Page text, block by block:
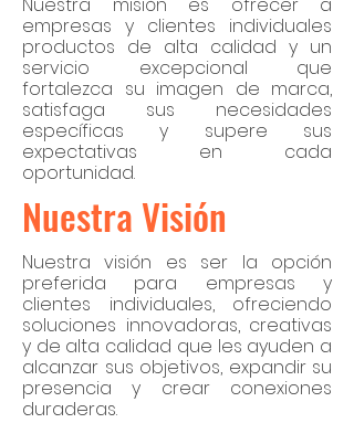
empresas y clientes individuales
productos de alta calidad y un
servicio excepcional que
fortalezca su imagen de marca,
satisfaga sus necesidades
específicas y supere sus
expectativas en cada
oportunidad.
Nuestra Visión
Nuestra visión es ser la opción
preferida para empresas y
clientes individuales, ofreciendo
soluciones innovadoras, creativas
y de alta calidad que les ayuden a
alcanzar sus objetivos, expandir su
presencia y crear conexiones
duraderas.